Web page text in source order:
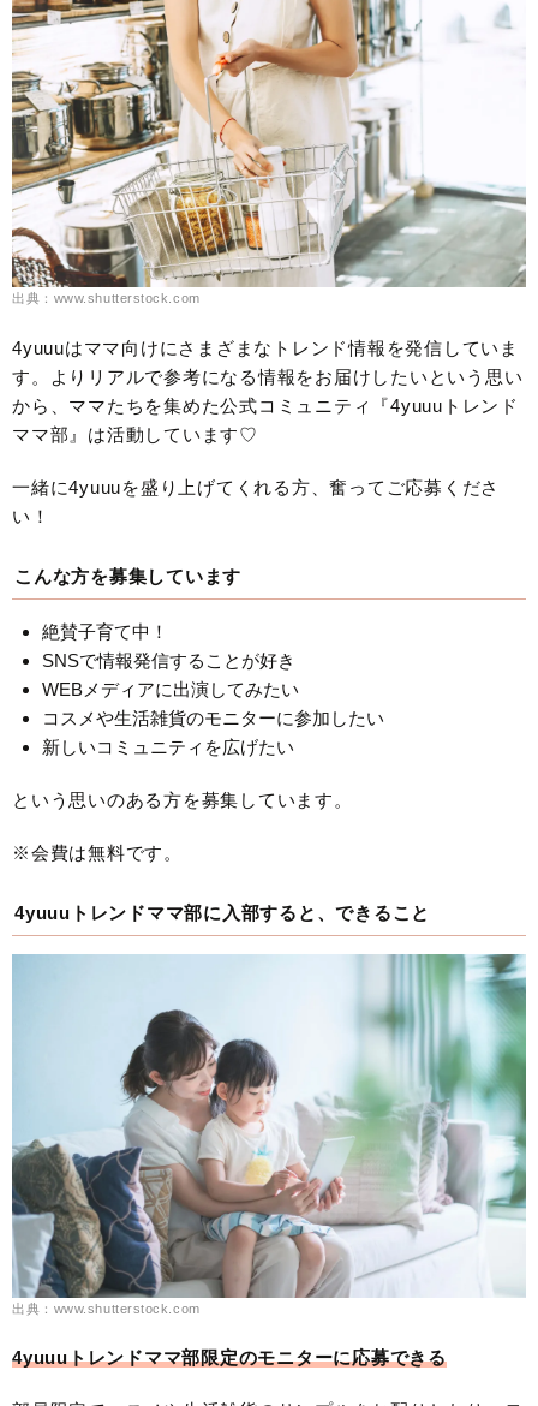
出典：www.shutterstock.com
4yuuuはママ向けにさまざまなトレンド情報を発信していま
す。よりリアルで参考になる情報をお届けしたいという思い
から、ママたちを集めた公式コミュニティ『4yuuuトレンド
ママ部』は活動しています♡
一緒に4yuuuを盛り上げてくれる方、奮ってご応募くださ
い！
こんな方を募集しています
絶賛子育て中！
SNSで情報発信することが好き
WEBメディアに出演してみたい
コスメや生活雑貨のモニターに参加したい
新しいコミュニティを広げたい
という思いのある方を募集しています。
※会費は無料です。
4yuuuトレンドママ部に入部すると、できること
出典：www.shutterstock.com
4yuuuトレンドママ部限定のモニターに応募できる